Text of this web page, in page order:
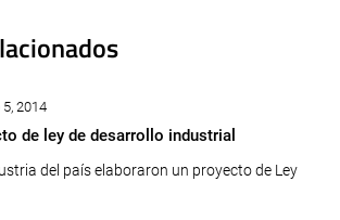
2014
de ley de desarrollo industrial
del país elaboraron un proyecto de Ley